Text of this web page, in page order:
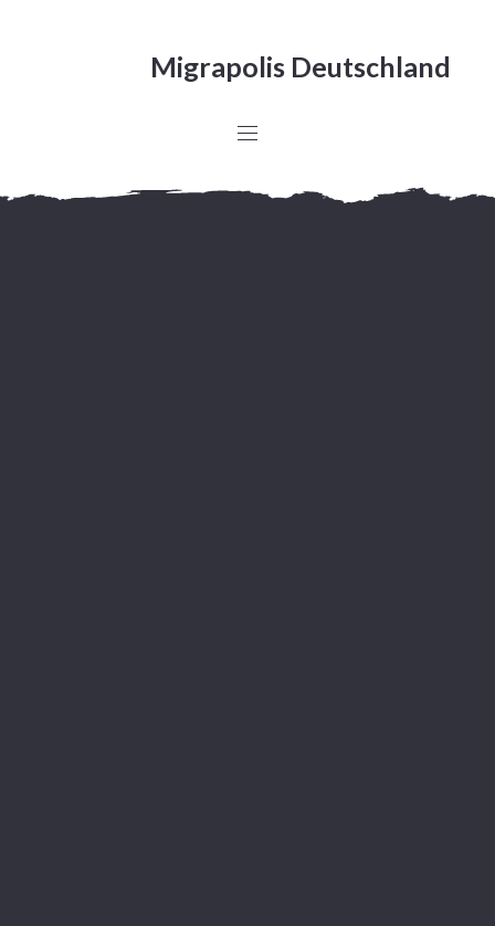
Migrapolis Deutschland